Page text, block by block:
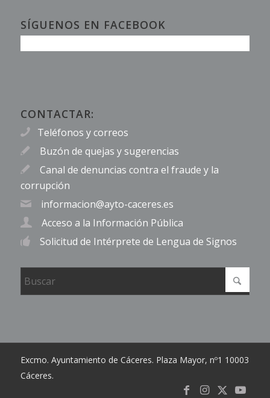
SÍGUENOS EN FACEBOOK
CONTACTAR:
Teléfonos y correos
Buzón de quejas y sugerencias
Canal de denuncias contra el fraude y la
corrupción
informacion@ayto-caceres.es
Acceso a la Información Pública
Solicitud de Intérprete de Lengua de Signos
Excmo. Ayuntamiento de Cáceres. Plaza Mayor, nº1 10003
Cáceres.